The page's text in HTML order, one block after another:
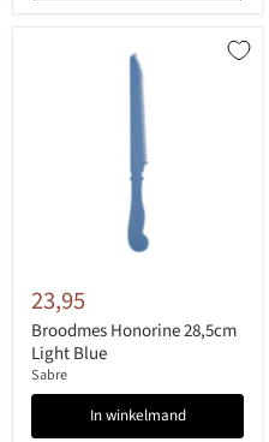
23,95
Broodmes Honorine 28,5cm
Light Blue
Sabre
In winkelmand